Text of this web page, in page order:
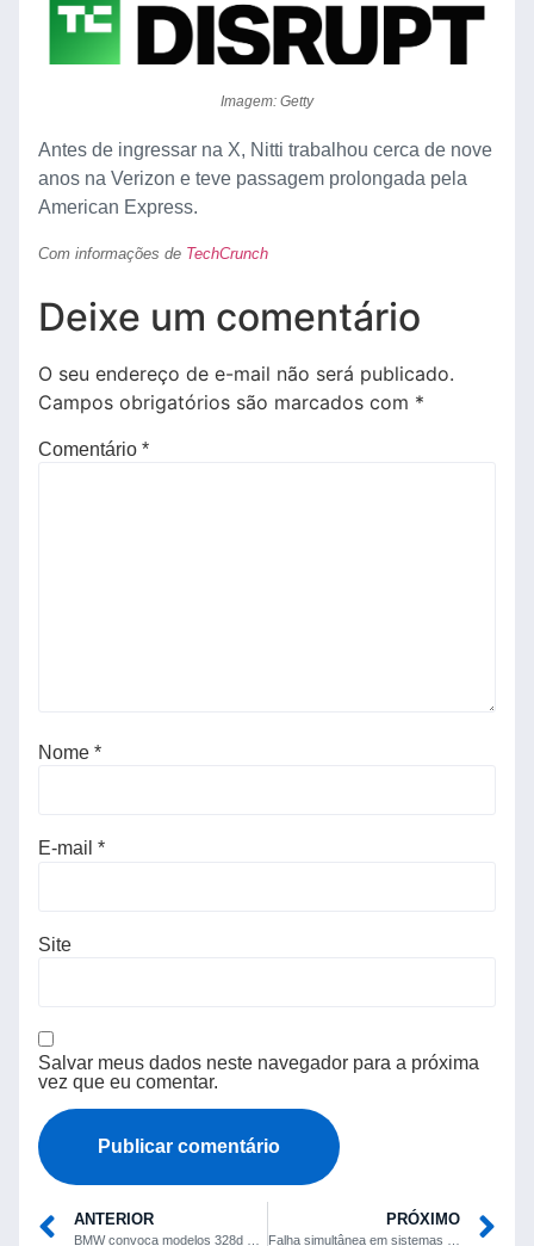
Imagem: Getty
Antes de ingressar na X, Nitti trabalhou cerca de nove
anos na Verizon e teve passagem prolongada pela
American Express.
Com informações de TechCrunch
Deixe um comentário
O seu endereço de e-mail não será publicado.
Campos obrigatórios são marcados com *
Comentário *
Nome *
E-mail *
Site
Salvar meus dados neste navegador para a próxima
vez que eu comentar.
ANTERIOR PRÓXIMO